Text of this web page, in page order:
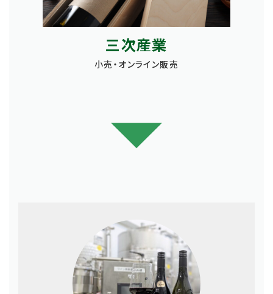
三次産業
小売・オンライン販売